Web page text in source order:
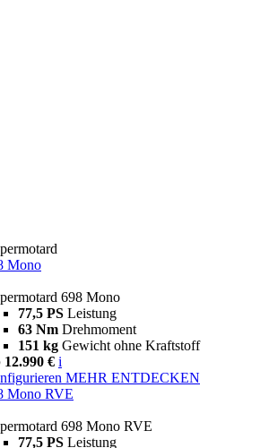
Mono
698 Mono
77,5 PS Leistung
63 Nm Drehmoment
151 kg Gewicht ohne Kraftstoff
12.990 € i
MEHR ENTDECKEN
Mono RVE
698 Mono RVE
77,5 PS Leistung